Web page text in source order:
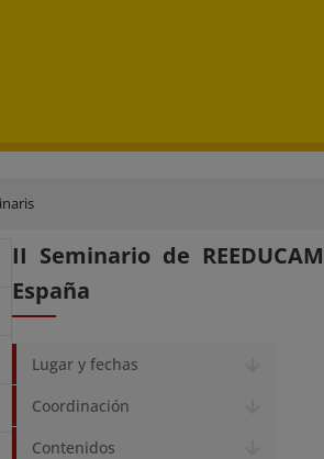
II Seminario de
España
Lugar y fechas
Coordinación
Contenidos